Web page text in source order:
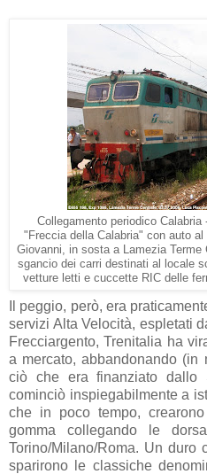
Collegamento periodico
"Freccia della Calabria" con auto
Giovanni, in sosta a Lamezia Terme
sgancio dei carri destinati al locale
vetture letti e cuccette RIC delle
Il peggio, però, era
servizi Alta Velocità, espletati
Frecciargento, Trenitalia ha
a mercato, abbandonando (in
ciò che era finanziato dallo
cominciò inspiegabilmente a
che in poco tempo,
gomma collegando le
Torino/Milano/Roma. Un duro
sparirono le classiche